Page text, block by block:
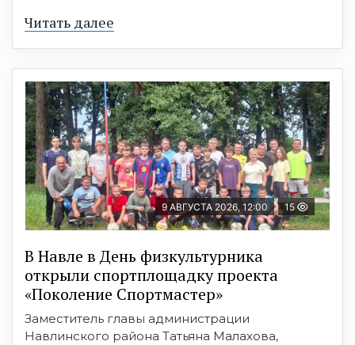
Читать далее
9 АВГУСТА 2026, 12:00 15
В Навле в День физкультурника
открыли спортплощадку проекта
«Поколение Спортмастер»
Заместитель главы администрации
Навлинского района Татьяна Малахова,